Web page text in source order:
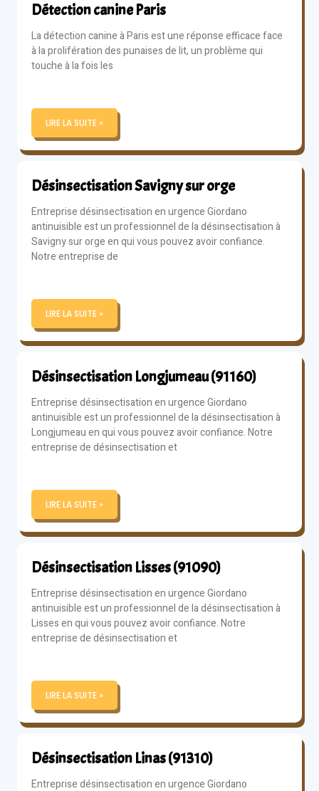
Détection canine Paris
La détection canine à Paris est une réponse efficace face
à la prolifération des punaises de lit, un problème qui
touche à la fois les
LIRE LA SUITE »
Désinsectisation Savigny sur orge
Entreprise désinsectisation en urgence Giordano
antinuisible est un professionnel de la désinsectisation à
Savigny sur orge en qui vous pouvez avoir confiance.
Notre entreprise de
LIRE LA SUITE »
Désinsectisation Longjumeau (91160)
Entreprise désinsectisation en urgence Giordano
antinuisible est un professionnel de la désinsectisation à
Longjumeau en qui vous pouvez avoir confiance. Notre
entreprise de désinsectisation et
LIRE LA SUITE »
Désinsectisation Lisses (91090)
Entreprise désinsectisation en urgence Giordano
antinuisible est un professionnel de la désinsectisation à
Lisses en qui vous pouvez avoir confiance. Notre
entreprise de désinsectisation et
LIRE LA SUITE »
Désinsectisation Linas (91310)
Entreprise désinsectisation en urgence Giordano